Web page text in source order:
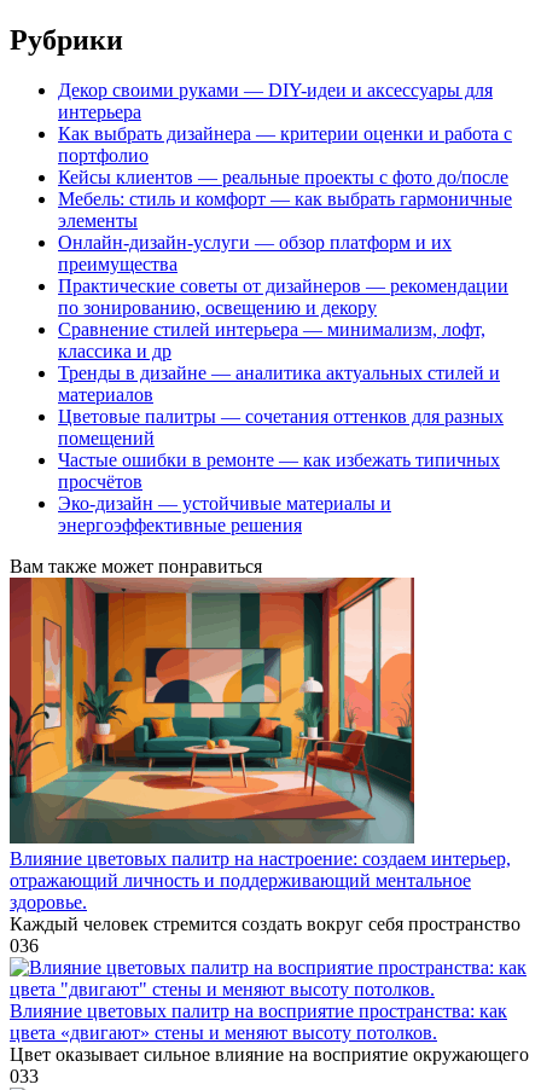
Рубрики
Декор своими руками — DIY-идеи и аксессуары для
интерьера
Как выбрать дизайнера — критерии оценки и работа с
портфолио
Кейсы клиентов — реальные проекты с фото до/после
Мебель: стиль и комфорт — как выбрать гармоничные
элементы
Онлайн-дизайн-услуги — обзор платформ и их
преимущества
Практические советы от дизайнеров — рекомендации
по зонированию, освещению и декору
Сравнение стилей интерьера — минимализм, лофт,
классика и др
Тренды в дизайне — аналитика актуальных стилей и
материалов
Цветовые палитры — сочетания оттенков для разных
помещений
Частые ошибки в ремонте — как избежать типичных
просчётов
Эко-дизайн — устойчивые материалы и
энергоэффективные решения
Вам также может понравиться
Влияние цветовых палитр на настроение: создаем интерьер,
отражающий личность и поддерживающий ментальное
здоровье.
Каждый человек стремится создать вокруг себя пространство
036
Влияние цветовых палитр на восприятие пространства: как
цвета «двигают» стены и меняют высоту потолков.
Цвет оказывает сильное влияние на восприятие окружающего
033